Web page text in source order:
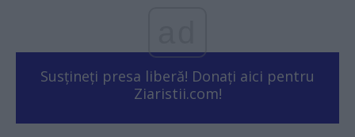
Susțineți presa liberă! Donați aici pentru
Ziaristii.com!